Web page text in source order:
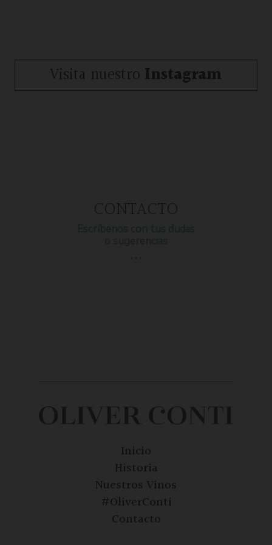
Visita nuestro Instagram
CONTACTO
Inicio
Historia
Nuestros Vinos
#OliverConti
Contacto